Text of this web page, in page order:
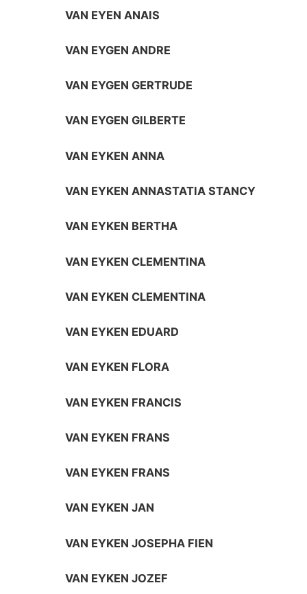
VAN EYEN ANAIS
VAN EYGEN ANDRE
VAN EYGEN GERTRUDE
VAN EYGEN GILBERTE
VAN EYKEN ANNA
VAN EYKEN ANNASTATIA STANCY
VAN EYKEN BERTHA
VAN EYKEN CLEMENTINA
VAN EYKEN CLEMENTINA
VAN EYKEN EDUARD
VAN EYKEN FLORA
VAN EYKEN FRANCIS
VAN EYKEN FRANS
VAN EYKEN FRANS
VAN EYKEN JAN
VAN EYKEN JOSEPHA FIEN
VAN EYKEN JOZEF